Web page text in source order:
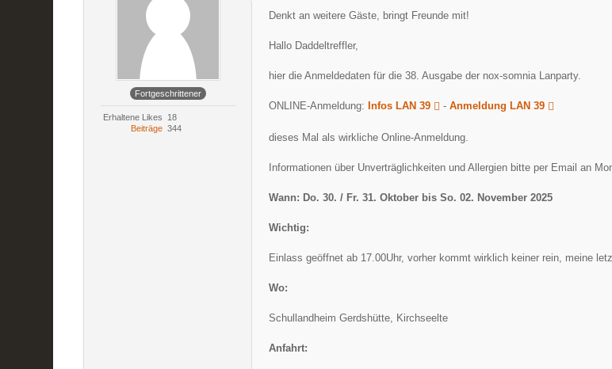
Fortgeschrittener
Erhaltene Likes
18
Beiträge 344
Denkt an weitere Gäste, bringt Freunde mit!
Hallo Daddeltreffler,
hier die Anmeldedaten für die 38. Ausgabe der nox-somnia Lanparty.
ONLINE-Anmeldung: Infos LAN 39 - Anmeldung LAN 39
dieses Mal als wirkliche Online-Anmeldung.
Informationen über Unverträglichkeiten und Allergien bitte per Email an
Wann: Do. 30. / Fr. 31. Oktober bis So. 02. November 2025
Wichtig:
Einlass geöffnet ab 17.00Uhr, vorher kommt wirklich keiner rein, meine
Wo:
Schullandheim Gerdshütte, Kirchseelte
Anfahrt: